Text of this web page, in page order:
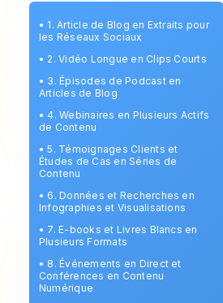
• 1. Article de Blog en Extraits pour
les Réseaux Sociaux
• 2. Vidéo Longue en Clips Courts
• 3. Épisodes de Podcast en
Articles de Blog
• 4. Webinaires en Plusieurs Actifs
de Contenu
•5. Témoignages Clients et
Études de Cas en Séries de
Contenu
• 6. Données et Recherches en
Infographies et Visualisations
• 7. E-books et Livres Blancs en
Plusieurs Formats
• 8. Événements en Direct et
Conférences en Contenu
Numérique